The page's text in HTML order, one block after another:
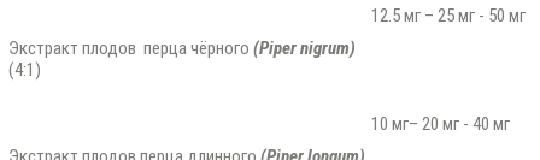
Экстракт плодов перца чёрного (Pipernigrum)
(4:1)
12.5 мг – 25 мг - 50 мг
10 мг– 20 мг - 40 мг